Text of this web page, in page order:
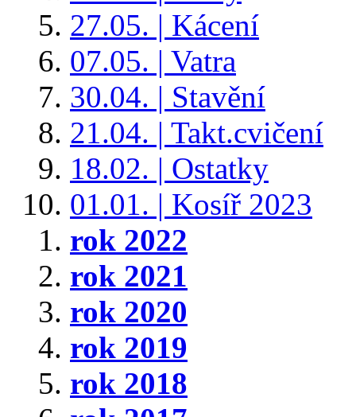
27.05. | Kácení
07.05. | Vatra
30.04. | Stavění
21.04. | Takt.cvičení
18.02. | Ostatky
01.01. | Kosíř 2023
rok 2022
rok 2021
rok 2020
rok 2019
rok 2018